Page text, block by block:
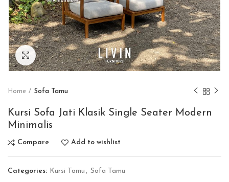
Click to enlarge
Home Sofa Tamu
Kursi Sofa Jati Klasik Single Seater Modern
Minimalis
Compare Add to wishlist
Categories: Kursi Tamu , Sofa Tamu